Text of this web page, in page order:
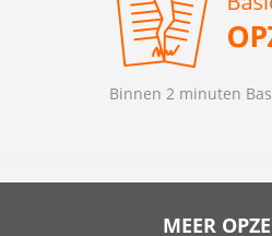
Binnen 2 minuten
MEER